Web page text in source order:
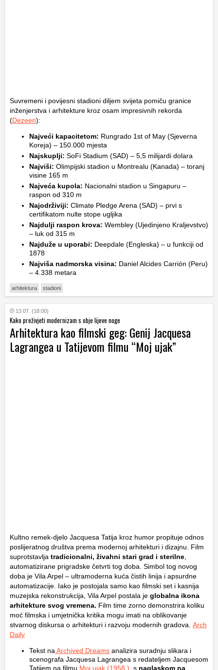
Suvremeni i povijesni stadioni diljem svijeta pomiču granice
inženjerstva i arhitekture kroz osam impresivnih rekorda
(Dezeen):
Najveći kapacitetom: Rungrado 1st of May (Sjeverna
Koreja) – 150.000 mjesta
Najskuplji: SoFi Stadium (SAD) – 5,5 milijardi dolara
Najviši: Olimpijski stadion u Montrealu (Kanada) – toranj
visine 165 m
Najveća kupola: Nacionalni stadion u Singapuru –
raspon od 310 m
Najodrživiji: Climate Pledge Arena (SAD) – prvi s
certifikatom nulte stope ugljika
Najdulji raspon krova: Wembley (Ujedinjeno Kraljevstvo)
– luk od 315 m
Najduže u uporabi: Deepdale (Engleska) – u funkciji od
1878
Najviša nadmorska visina: Daniel Alcides Carrión (Peru)
– 4.338 metara
arhitektura stadioni
13.07. (18:00)
Kako preživjeti modernizam s obje lijeve noge
Arhitektura kao filmski geg: Genij Jacquesa
Lagrangea u Tatijevom filmu “Moj ujak”
Kultno remek-djelo Jacquesa Tatija kroz humor propituje odnos
poslijeratnog društva prema modernoj arhitekturi i dizajnu. Film
suprotstavlja tradicionalni, živahni stari grad i sterilne
automatizirane prigradske četvrti tog doba. Simbol tog novog
doba je Vila Arpel – ultramoderna kuća čistih linija i apsurdne
automatizacije. Iako je postojala samo kao filmski set i kasnija
muzejska rekonstrukcija, Vila Arpel postala je globalna ikona
arhitekture svog vremena. Film time zorno demonstrira koliku
moć filmska i umjetnička kritika mogu imati na oblikovanje
stvarnog diskursa o arhitekturi i razvoju modernih gradova. Arch
Daily
Tekst na Archived Dreams analizira suradnju slikara i
scenografa Jacquesa Lagrangea s redateljem Jacquesom
Tatijem na filmu Moj ujak (1958.) , s naglaskom na